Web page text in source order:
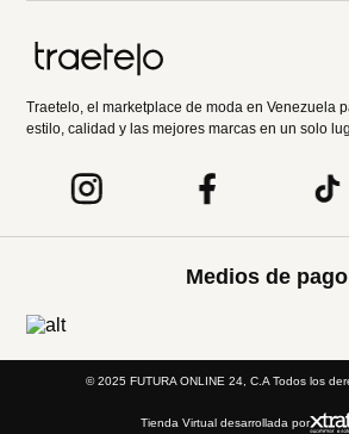
Traetelo, el marketplace de moda en Venezuela
estilo, calidad y las mejores marcas en un solo
Medios de pago
© 2025 FUTURA ONLINE 24, C.A Todos los
Tienda Virtual desarrollada por